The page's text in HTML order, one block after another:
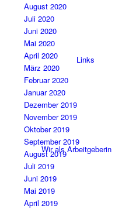
Links
Wir als Arbeitgeberin
August 2020
Juli 2020
Juni 2020
Mai 2020
April 2020
März 2020
Februar 2020
Januar 2020
Dezember 2019
November 2019
Oktober 2019
September 2019
August 2019
Juli 2019
Juni 2019
Mai 2019
April 2019